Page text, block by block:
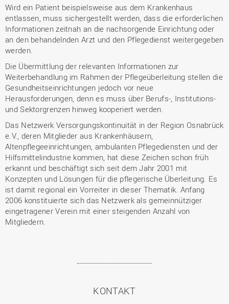
Wird ein Patient beispielsweise aus dem Krankenhaus
entlassen, muss sichergestellt werden, dass die erforderlichen
Informationen zeitnah an die nachsorgende Einrichtung oder
an den behandelnden Arzt und den Pflegedienst weitergegeben
werden.
Die Übermittlung der relevanten Informationen zur
Weiterbehandlung im Rahmen der Pflegeüberleitung stellen die
Gesundheitseinrichtungen jedoch vor neue
Herausforderungen, denn es muss über Berufs-, Institutions-
und Sektorgrenzen hinweg kooperiert werden.
Das Netzwerk Versorgungskontinuität in der Region Osnabrück
e.V., deren Mitglieder aus Krankenhäusern,
Altenpflegeeinrichtungen, ambulanten Pflegediensten und der
Hilfsmittelindustrie kommen, hat diese Zeichen schon früh
erkannt und beschäftigt sich seit dem Jahr 2001 mit
Konzepten und Lösungen für die pflegerische Überleitung. Es
ist damit regional ein Vorreiter in dieser Thematik. Anfang
2006 konstituierte sich das Netzwerk als gemeinnütziger
eingetragener Verein mit einer steigenden Anzahl von
Mitgliedern.
KONTAKT